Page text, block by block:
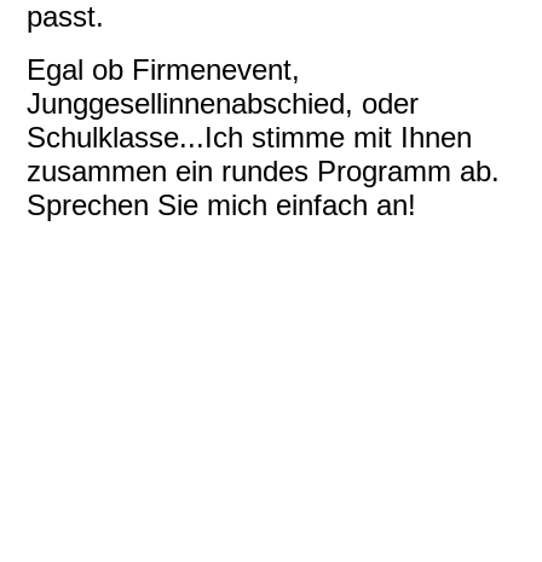
passt.
Egal ob Firmenevent,
Junggesellinnenabschied, oder
Schulklasse...Ich stimme mit Ihnen
zusammen ein rundes Programm ab.
Sprechen Sie mich einfach an!